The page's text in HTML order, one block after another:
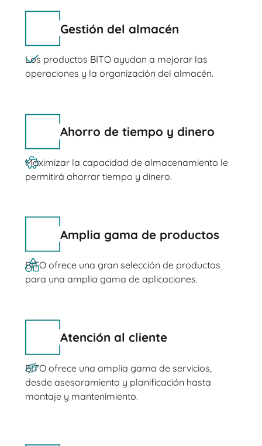
Gestión del almacén
Los productos BITO ayudan a mejorar las
operaciones y la organización del almacén.
Ahorro de tiempo y dinero
Maximizar la capacidad de almacenamiento le
permitirá ahorrar tiempo y dinero.
Amplia gama de productos
BITO ofrece una gran selección de productos
para una amplia gama de aplicaciones.
Atención al cliente
BITO ofrece una amplia gama de servicios,
desde asesoramiento y planificación hasta
montaje y mantenimiento.